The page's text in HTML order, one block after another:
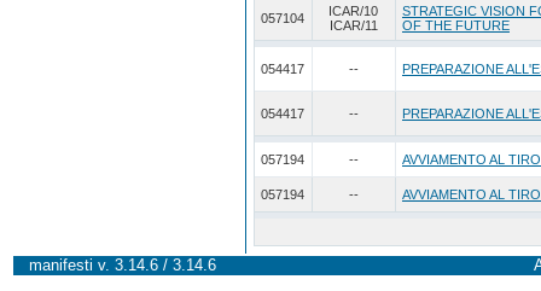
057104
ICAR/10
ICAR/11
STRATEGIC VISION
OF THE FUTURE
054417 -- PREPARAZIONE
054417 -- PREPARAZIONE
057194 -- AVVIAMENTO AL
057194 -- AVVIAMENTO AL
manifesti v. 3.14.6 / 3.14.6